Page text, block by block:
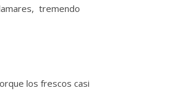
tremendo
los frescos casi